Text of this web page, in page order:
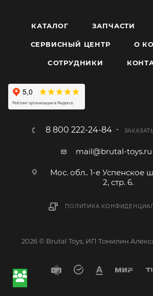
КАТАЛОГ ЗАПЧАСТИ
СЕРВИСНЫЙ ЦЕНТР О
CОТРУДНИКИ
8 800 222-24-84
mail@brutal-toys.ru
Мос. обл.. 1-е Успенское
2, стр. 6.
ПОЛИТИКА
2026 © Brutal Toys, ИП Томилин